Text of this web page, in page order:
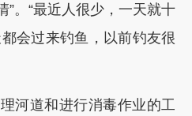
。“最近人很少，一天就十
会过来钓鱼，以前钓友很
河道和进行消毒作业的工